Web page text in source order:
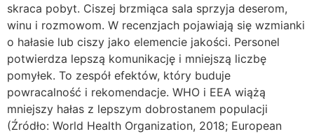
skraca pobyt. Ciszej brzmiąca sala sprzyja deserom,
winu i rozmowom. W recenzjach pojawiają się wzmianki
o hałasie lub ciszy jako elemencie jakości. Personel
potwierdza lepszą komunikację i mniejszą liczbę
pomyłek. To zespół efektów, który buduje
powracalność i rekomendacje. WHO i EEA wiążą
mniejszy hałas z lepszym dobrostanem populacji
(Źródło: World Health Organization, 2018; European